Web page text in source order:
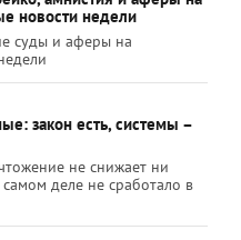
новости недели
суды и аферы на
закон есть, системы –
не снижает ни
деле не сработало в